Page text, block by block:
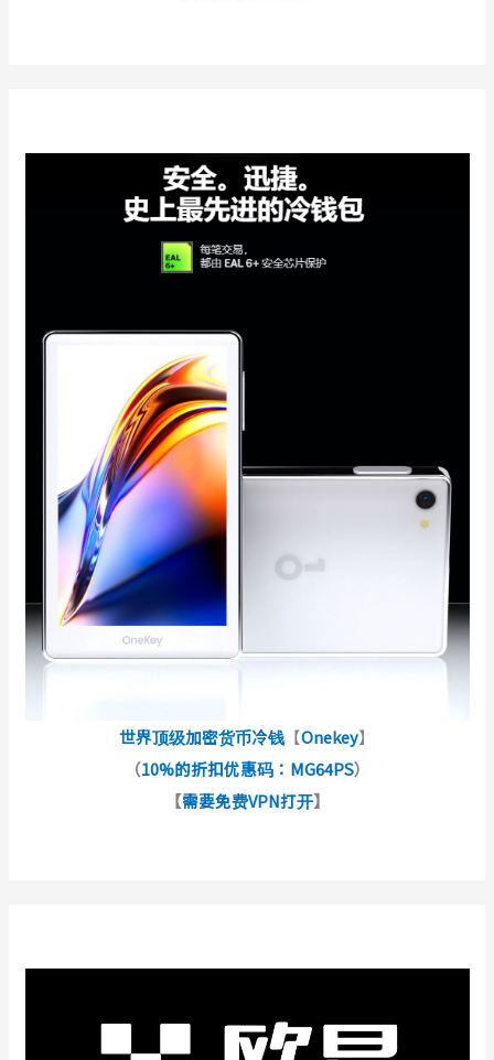
世界顶级加密货币冷钱 【Onekey】
（10%的折扣优惠码：MG64PS）
【需要免费VPN打开】